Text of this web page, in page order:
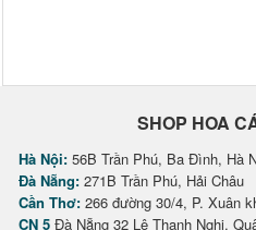
SHOP HOA
Hà Nội: 56B Trần Phú, Ba Đình, Hà
Đà Nẵng: 271B Trần Phú, Hải Châu
Cần Thơ: 266 đường 30/4, P. Xuân
CN 5 Đà Nẵng 32 Lê Thanh Nghị,